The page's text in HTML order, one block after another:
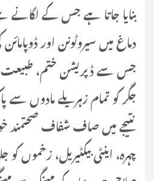
بنایا جاتا ہے جس کے لگانے
دماغ میں سیروٹونن اور
جس سے ڈپریشن ختم،
جگر کو تمام زہریلے مادوں
نتیجے میں صاف شفاف صحتمند
چہرہ، اینٹی بیکٹیریل، زخموں